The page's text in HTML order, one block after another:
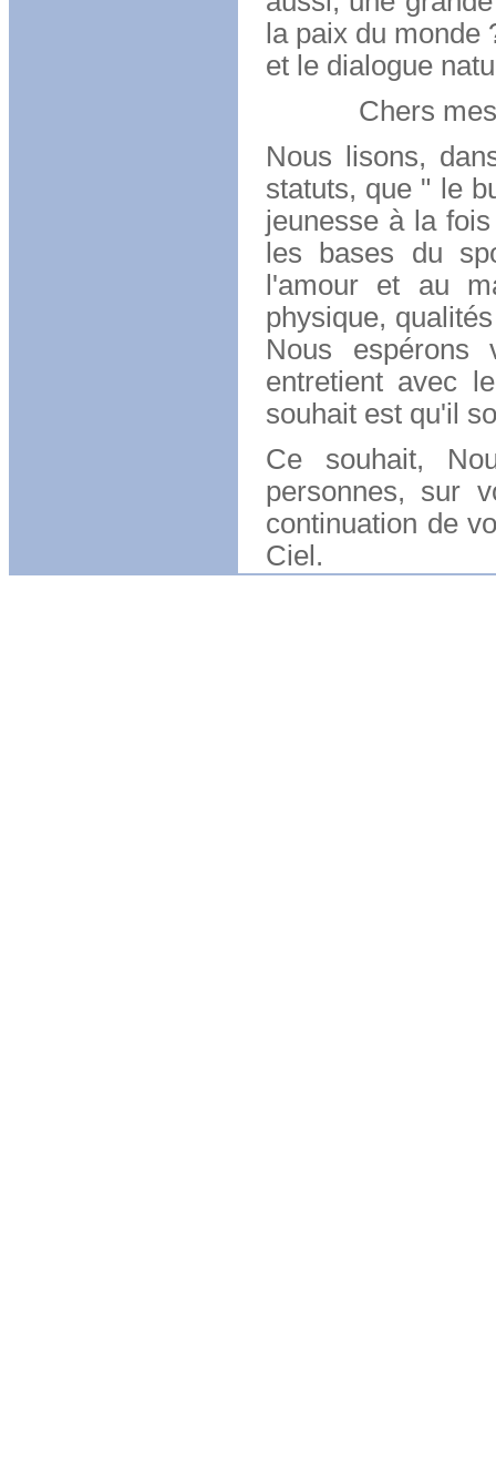
la paix du
et le dialogue
Chers
Nous lisons,
statuts, que " le
jeunesse à la
les bases du
l'amour et au
physique,
Nous espérons
entretient avec
souhait est qu'il
Ce souhait,
personnes, sur
continuation de
Ciel.